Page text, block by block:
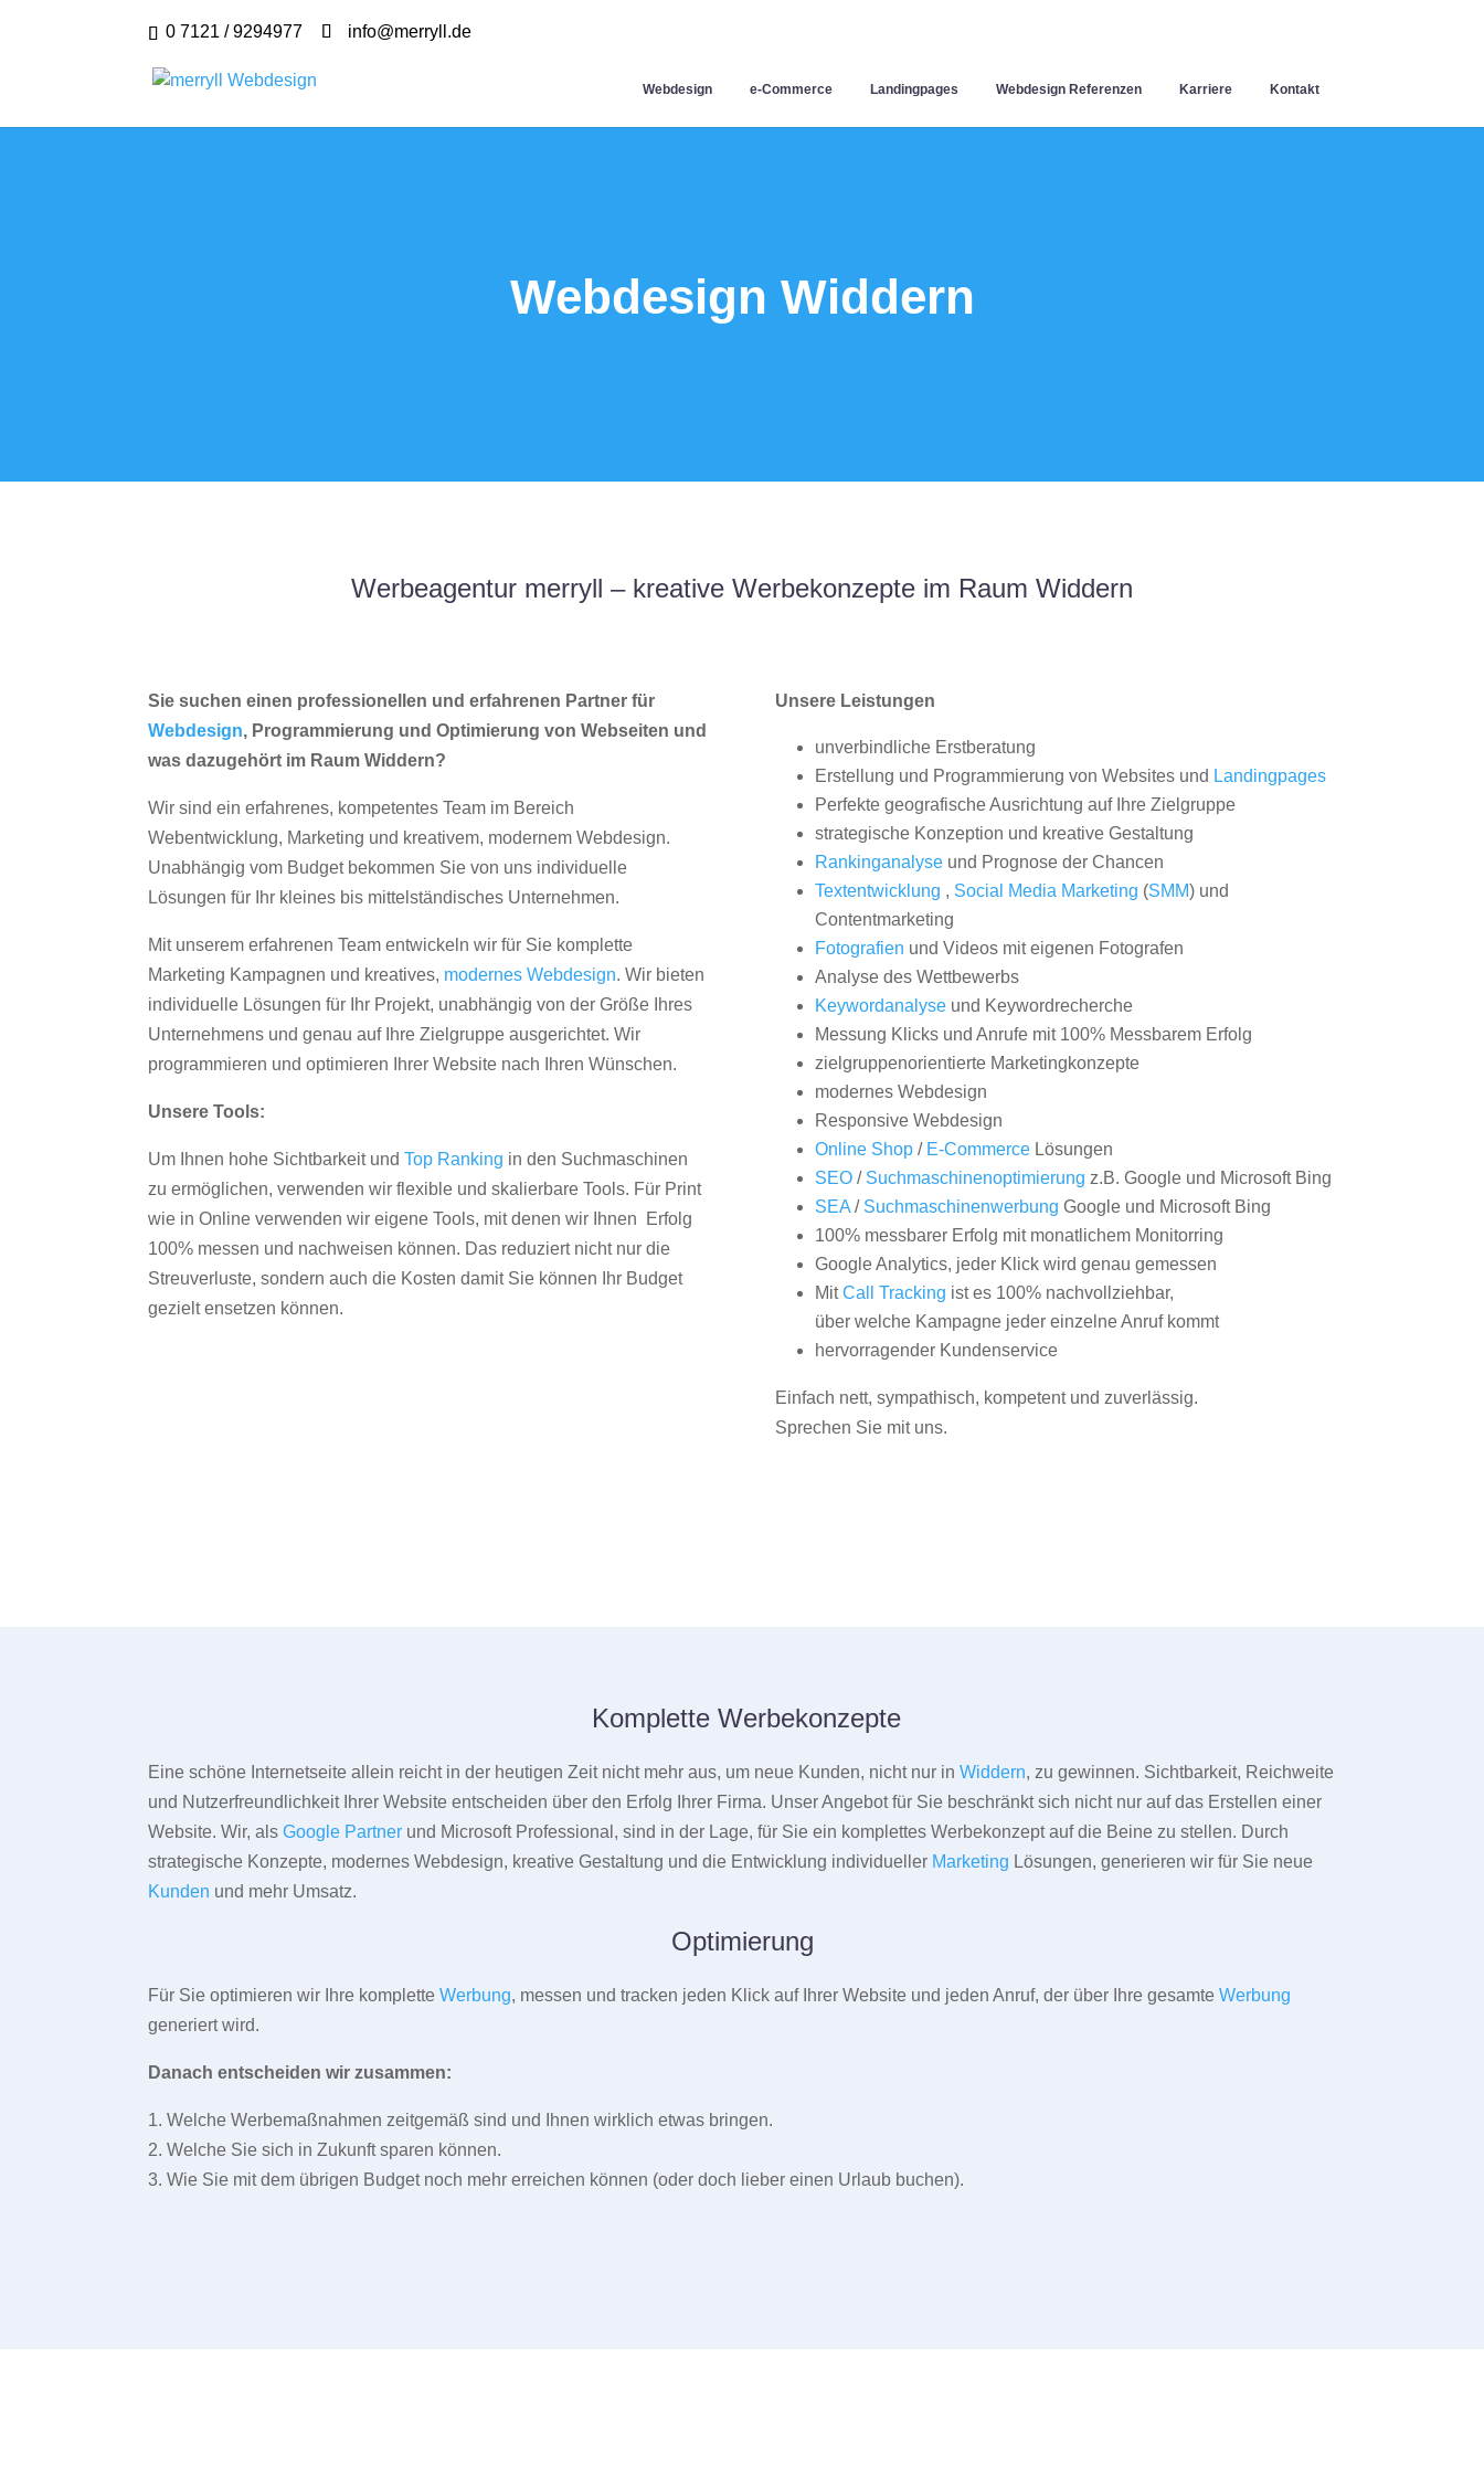
0 7121 / 9294977 info@merryll.de
Webdesign e-Commerce Landingpages Webdesign Referenzen Karriere Kontakt
Webdesign Widdern
Werbeagentur merryll – kreative Werbekonzepte im Raum Widdern
Sie suchen einen professionellen und erfahrenen Partner für
Webdesign, Programmierung und Optimierung von Webseiten und
was dazugehört im Raum Widdern?
Wir sind ein erfahrenes, kompetentes Team im Bereich
Webentwicklung, Marketing und kreativem, modernem Webdesign.
Unabhängig vom Budget bekommen Sie von uns individuelle
Lösungen für Ihr kleines bis mittelständisches Unternehmen.
Mit unserem erfahrenen Team entwickeln wir für Sie komplette
Marketing Kampagnen und kreatives, modernes Webdesign. Wir bieten
individuelle Lösungen für Ihr Projekt, unabhängig von der Größe Ihres
Unternehmens und genau auf Ihre Zielgruppe ausgerichtet. Wir
programmieren und optimieren Ihrer Website nach Ihren Wünschen.
Unsere Tools:
Um Ihnen hohe Sichtbarkeit undTop Ranking in den Suchmaschinen
zu ermöglichen, verwenden wir flexible und skalierbare Tools. Für Print
wie in Online verwenden wir eigene Tools, mit denen wir Ihnen Erfolg
100% messen und nachweisen können. Das reduziert nicht nur die
Streuverluste, sondern auch die Kosten damit Sie können Ihr Budget
gezielt ensetzen können.
Unsere Leistungen
unverbindliche Erstberatung
Erstellung und Programmierung von Websites und Landingpages
Perfekte geografische Ausrichtung auf Ihre Zielgruppe
strategische Konzeption und kreative Gestaltung
Rankinganalyseund Prognose der Chancen
Textentwicklung , Social Media Marketing (SMM) und
Contentmarketing
Fotografien und Videos mit eigenen Fotografen
Analyse des Wettbewerbs
Keywordanalyseund Keywordrecherche
Messung Klicks und Anrufe mit 100% Messbarem Erfolg
zielgruppenorientierte Marketingkonzepte
modernes Webdesign
Responsive Webdesign
Online Shop/ E-CommerceLösungen
SEO/ Suchmaschinenoptimierung z.B. Google und Microsoft Bing
SEA/ Suchmaschinenwerbung Google und Microsoft Bing
100% messbarer Erfolg mit monatlichem Monitorring
Google Analytics, jeder Klick wird genau gemessen
MitCall Tracking ist es 100% nachvollziehbar,
über welche Kampagne jeder einzelne Anruf kommt
hervorragender Kundenservice
Einfach nett, sympathisch, kompetent und zuverlässig.
Sprechen Sie mit uns.
Komplette Werbekonzepte
Eine schöne Internetseite allein reicht in der heutigen Zeit nicht mehr aus, um neue Kunden, nicht nur inWiddern, zu gewinnen. Sichtbarkeit, Reichweite
und Nutzerfreundlichkeit Ihrer Website entscheiden über den Erfolg Ihrer Firma. Unser Angebot für Sie beschränkt sich nicht nur auf das Erstellen einer
Website. Wir, alsGoogle Partner und Microsoft Professional, sind in der Lage, für Sie ein komplettes Werbekonzept auf die Beine zu stellen. Durch
strategische Konzepte, modernes Webdesign, kreative Gestaltung und die Entwicklung individueller Marketing Lösungen, generieren wir für Sie neue
Kunden und mehr Umsatz.
Optimierung
Für Sie optimieren wir Ihre kompletteWerbung, messen und tracken jeden Klick auf Ihrer Website und jeden Anruf, der über Ihre gesamteWerbung
generiert wird.
Danach entscheiden wir zusammen:
1. Welche Werbemaßnahmen zeitgemäß sind und Ihnen wirklich etwas bringen.
2. Welche Sie sich in Zukunft sparen können.
3. Wie Sie mit dem übrigen Budget noch mehr erreichen können (oder doch lieber einen Urlaub buchen).